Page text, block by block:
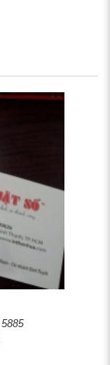
5885